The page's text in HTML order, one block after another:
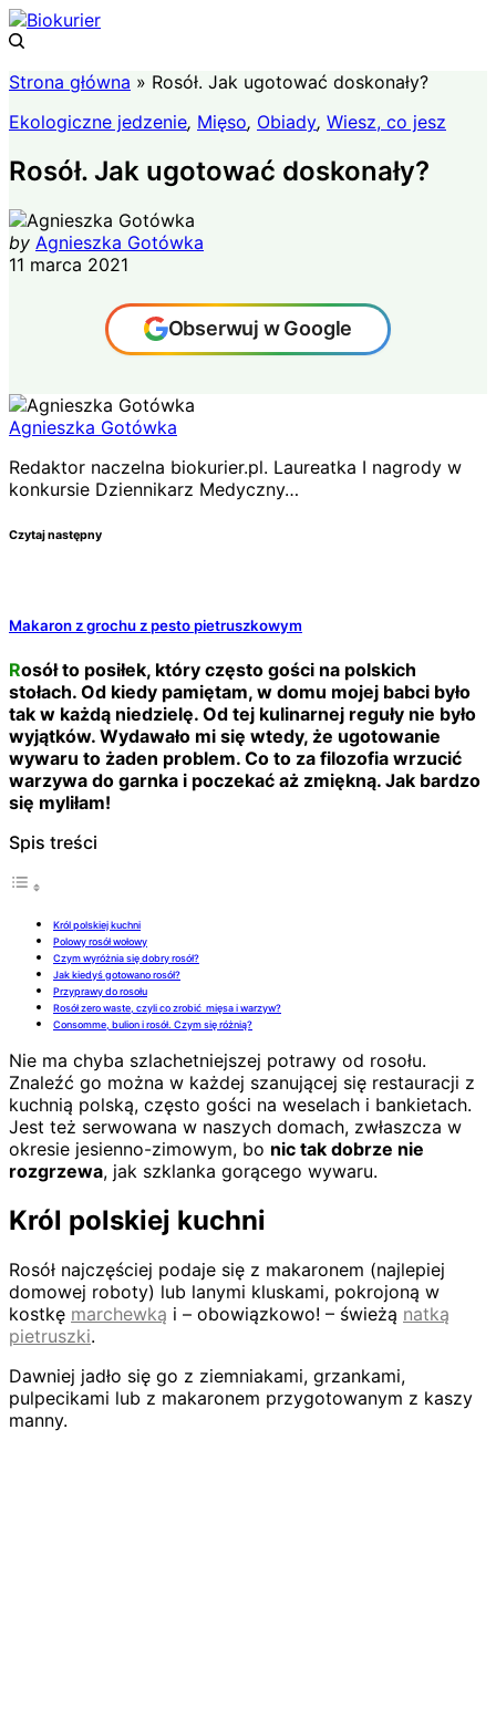
Strona główna » Rosół. Jak ugotować doskonały?
Ekologiczne jedzenie, Mięso, Obiady, Wiesz, co jesz
Rosół. Jak ugotować doskonały?
by Agnieszka Gotówka
11 marca 2021
Obserwuj w Google
Agnieszka Gotówka
Redaktor naczelna biokurier.pl. Laureatka I nagrody w
konkursie Dziennikarz Medyczny…
Czytaj następny
Makaron z grochu z pesto pietruszkowym
Rosół to posiłek, który często gości na polskich
stołach. Od kiedy pamiętam, w domu mojej babci było
tak w każdą niedzielę. Od tej kulinarnej reguły nie było
wyjątków. Wydawało mi się wtedy, że ugotowanie
wywaru to żaden problem. Co to za filozofia wrzucić
warzywa do garnka i poczekać aż zmiękną. Jak bardzo
się myliłam!
Spis treści
Król polskiej kuchni
Polowy rosół wołowy
Czym wyróżnia się dobry rosół?
Jak kiedyś gotowano rosół?
Przyprawy do rosołu
Rosół zero waste, czyli co zrobić mięsa i warzyw?
Consomme, bulion i rosół. Czym się różnią?
Nie ma chyba szlachetniejszej potrawy od rosołu.
Znaleźć go można w każdej szanującej się restauracji z
kuchnią polską, często gości na weselach i bankietach.
Jest też serwowana w naszych domach, zwłaszcza w
okresie jesienno-zimowym, bo nic tak dobrze nie
rozgrzewa, jak szklanka gorącego wywaru.
Król polskiej kuchni
Rosół najczęściej podaje się z makaronem (najlepiej
domowej roboty) lub lanymi kluskami, pokrojoną w
kostkę marchewką i – obowiązkowo! – świeżą natką
pietruszki.
Dawniej jadło się go z ziemniakami, grzankami,
pulpecikami lub z makaronem przygotowanym z kaszy
manny.